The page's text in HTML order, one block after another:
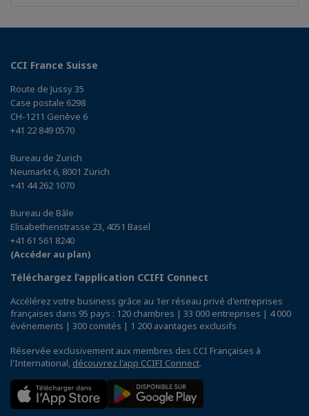
CCI France Suisse
Route de Jussy 35
Case postale 6298
CH-1211 Genève 6
+41 22 849 0570
Bureau de Zurich
Neumarkt 6, 8001 Zürich
+41 44 262 1070
Bureau de Bâle
Elisabethenstrasse 23, 4051 Basel
+41 61 561 8240
(Accéder au plan)
Téléchargez l’application CCIFI Connect
Accélérez votre business grâce au 1er réseau privé d'entreprises
françaises dans 95 pays : 120 chambres | 33 000 entreprises | 4 000
événements | 300 comités | 1 200 avantages exclusifs
Réservée exclusivement aux membres des CCI Françaises à
l'International, découvrez l'app CCIFI Connect.